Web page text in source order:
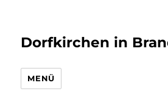
Dorfkirchen in
MENÜ